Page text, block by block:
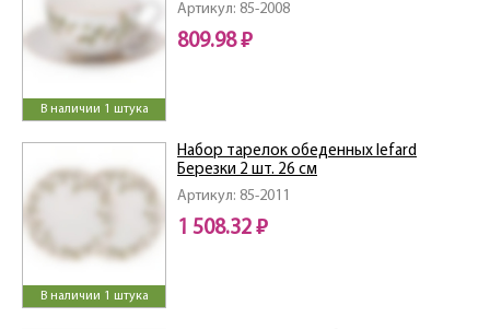
В наличии 1 штука
Артикул: 85-2008
809.98 ₽
В наличии 1 штука
Артикул: 85-2011
Набор тарелок обеденных lefard
Березки 2 шт. 26 см
1 508.32 ₽